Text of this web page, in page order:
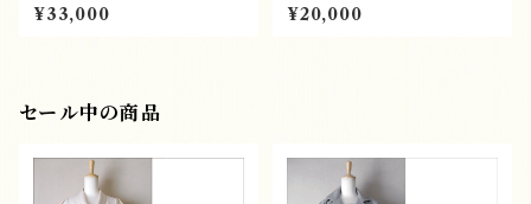
¥33,000 ¥20,000
セール中の商品